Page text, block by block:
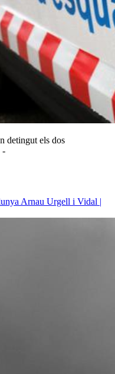
detingut els dos
-
Arnau Urgell i Vidal |